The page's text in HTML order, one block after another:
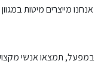
מייצרים מיטות
במפעל, תמצאו אנשי